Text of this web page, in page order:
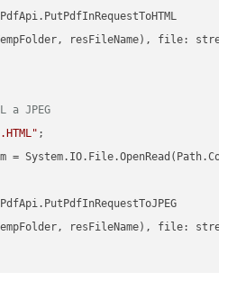
resFileName), file: stream);
a JPEG
=
resFileName), file: stream);